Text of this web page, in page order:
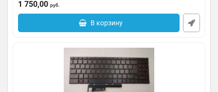
1 750,00 руб.
В корзину